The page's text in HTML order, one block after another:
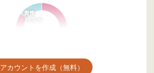
アカウントを作成（無料）